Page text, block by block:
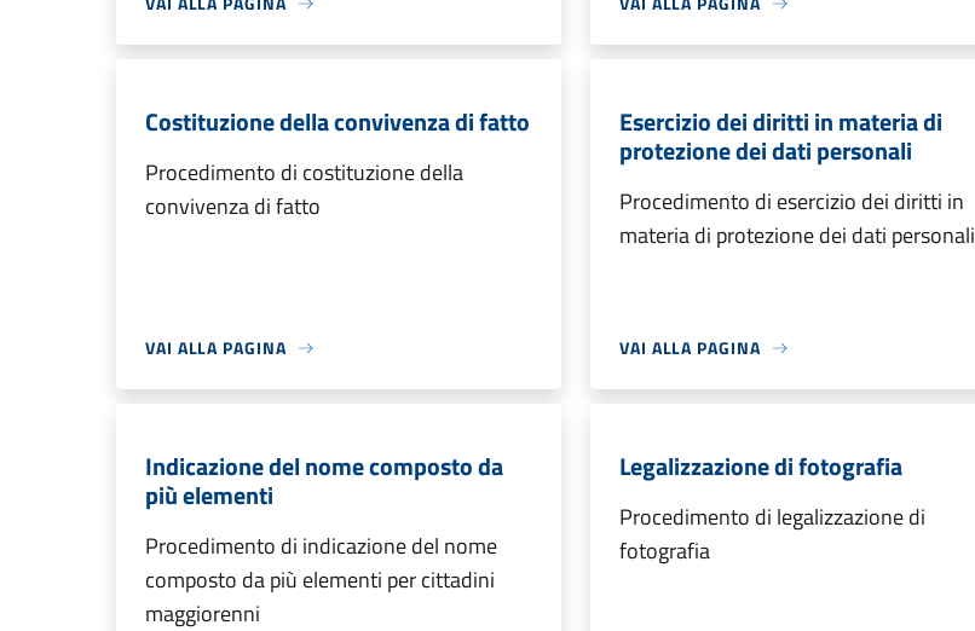
Costituzione della convivenza di fatto
Procedimento di costituzione della
convivenza di fatto
VAI ALLA PAGINA
Esercizio dei diritti in materia di
protezione dei dati personali
Procedimento di esercizio dei diritti in
materia di protezione dei dati personali
VAI ALLA PAGINA
Indicazione del nome composto da
più elementi
Procedimento di indicazione del nome
composto da più elementi per cittadini
maggiorenni
Legalizzazione di fotografia
Procedimento di legalizzazione di
fotografia